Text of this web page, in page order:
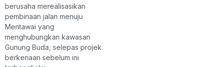
berusaha merealisasikan
pembinaan jalan menuju
Mentawai yang
menghubungkan kawasan
Gunung Buda, selepas projek
berkenaan sebelum ini